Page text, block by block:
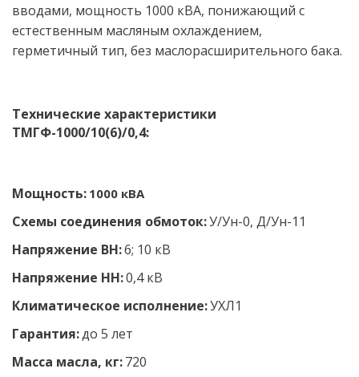
вводами, мощность 1000 кВА, понижающий с
естественным масляным охлаждением,
герметичный тип, без маслорасширительного бака.
Технические характеристики
ТМГФ-1000/10(6)/0,4:
Мощность: 1000 кВА
Схемы соединения обмоток:У/Ун-0, Д/Ун-11
Напряжение ВН: 6; 10 кВ
Напряжение НН: 0,4 кВ
Климатическое исполнение: УХЛ1
Гарантия: до 5 лет
Масса масла, кг: 720